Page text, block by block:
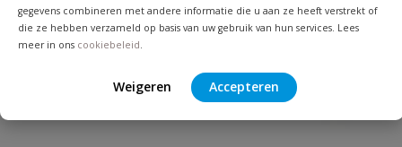
gegevens combineren met andere informatie die u aan ze heeft verstrekt of
die ze hebben verzameld op basis van uw gebruik van hun services. Lees
meer in ons cookiebeleid.
Weigeren Accepteren
Samenvatting